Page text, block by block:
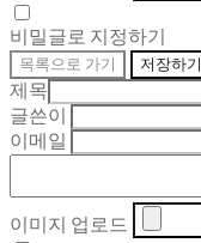
비밀글로 지정하기
목록으로 가기 저장하기
제목
글쓴이
이메일
이미지 업로드